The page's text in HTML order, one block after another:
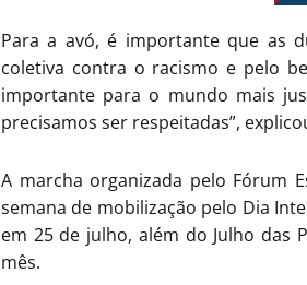
Para a avó, é importante que as
coletiva contra o racismo e pelo
importante para o mundo mais
precisamos ser respeitadas”,
A marcha organizada pelo Fórum
semana de mobilização pelo Dia
em 25 de julho, além do Julho das
mês.